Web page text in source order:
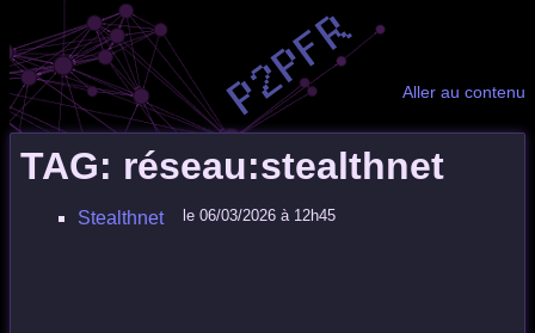
Aller au contenu
TAG: réseau:stealthnet
Stealthnet le 06/03/2026 à 12h45